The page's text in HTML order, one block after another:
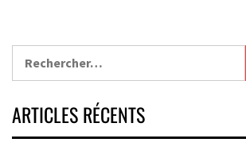
ARTICLES RÉCENTS